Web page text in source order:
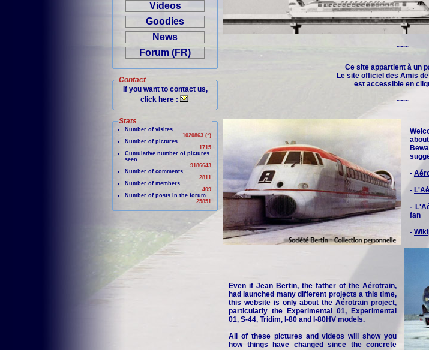
Videos
Goodies
News
Forum (FR)
Contact
If you want to contact us,
click here :
Stats
Number of visites
1020863 (*)
Number of pictures
1715
Cumulative number of pictures
seen
9186643
Number of comments
2811
Number of members
409
Number of posts in the forum
25851
~~~
Ce site appartient à un
Le site officiel des Amis
est accessible en
~~~
-
-
-
fan
-
Even if Jean Bertin, the father of the Aérotrain,
had launched many different projects a this time,
this website is only about the Aérotrain project,
particularly the Experimental 01, Experimental
01, S-44, Tridim, I-80 and I-80HV models.
All of these pictures and videos will show you
how things have changed since the concrete